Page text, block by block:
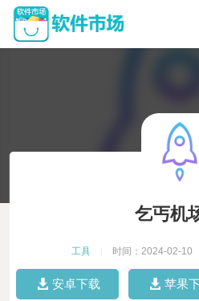
乞丐机
工具 时间：2024-02-10
安卓下载 苹果